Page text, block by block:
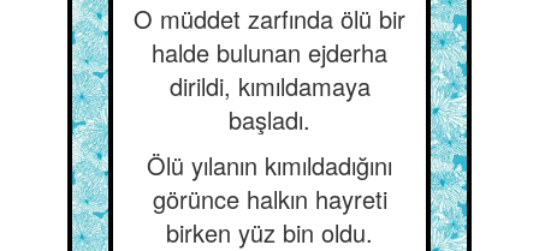
O müddet zarfında ölü bir
halde bulunan ejderha
dirildi, kımıldamaya
başladı.
Ölü yılanın kımıldadığını
görünce halkın hayreti
birken yüz bin oldu.